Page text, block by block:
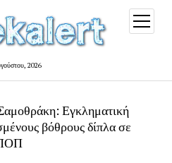
2026
open
menu
Εγκληματική
βόθρους δίπλα σε